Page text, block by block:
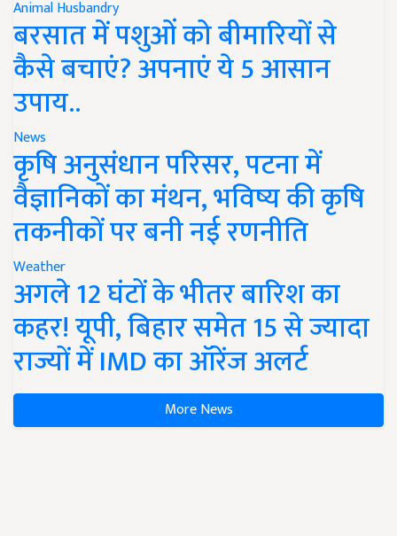
Animal Husbandry
बरसात में पशुओं को बीमारियों से
कैसे बचाएं? अपनाएं ये 5 आसान
उपाय..
News
कृषि अनुसंधान परिसर, पटना में
वैज्ञानिकों का मंथन, भविष्य की कृषि
तकनीकों पर बनी नई रणनीति
Weather
अगले 12 घंटों के भीतर बारिश का
कहर! यूपी, बिहार समेत 15 से ज्यादा
राज्यों में IMD का ऑरेंज अलर्ट
More News